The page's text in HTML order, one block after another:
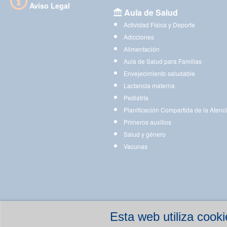
Esta web utiliza
Aviso Legal
Aula de Salud
Actividad Física y Deporte
Adicciones
Alimentación
Aula de Salud para Familias
Envejecimiento saludable
Lactancia materna
Pediatría
Planificación Compartida de la
Primeros auxilios
Salud y género
Vacunas